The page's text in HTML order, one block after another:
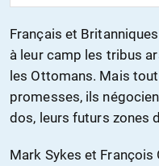
Français et
à leur camp les tribus
les Ottomans. Mais
promesses, ils
dos, leurs futurs zones
Mark Sykes et François